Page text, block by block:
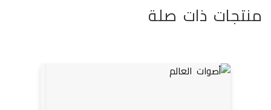
منتجات ذات صلة